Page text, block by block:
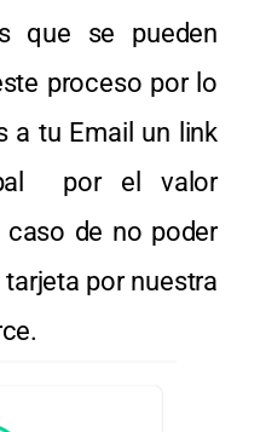
que se pueden
proceso por lo
a tu Email un link
por el valor
caso de no poder
por nuestra